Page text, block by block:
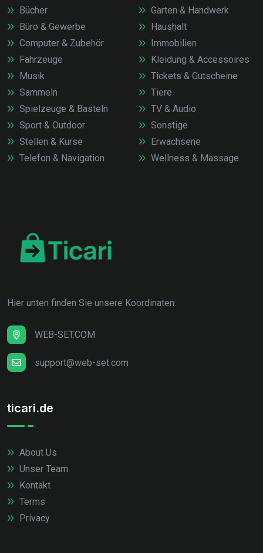
Bücher
Büro & Gewerbe
Computer & Zubehör
Fahrzeuge
Garten & Handwerk
Haushalt
Immobilien
Kleidung & Accessoires
Musik
Sammeln
Spielzeuge & Basteln
Sport & Outdoor
Stellen & Kurse
Telefon & Navigation
Tickets & Gutscheine
Tiere
TV & Audio
Sonstige
Erwachsene
Wellness & Massage
Hier unten finden Sie unsere Koordinaten:
WEB-SET.COM
support@web-set.com
ticari.de
About Us
Unser Team
Kontakt
Terms
Privacy